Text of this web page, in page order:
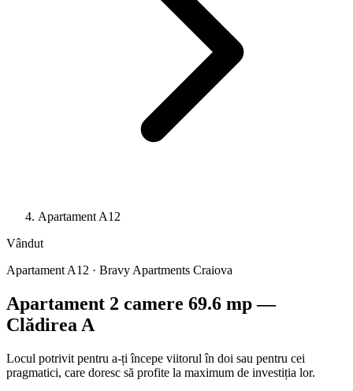
Apartament A12
Vândut
Apartament A12 · Bravy Apartments Craiova
Apartament 2 camere 69.6 mp —
Clădirea A
Locul potrivit pentru a-ți începe viitorul în doi sau pentru cei
pragmatici, care doresc să profite la maximum de investiția lor.